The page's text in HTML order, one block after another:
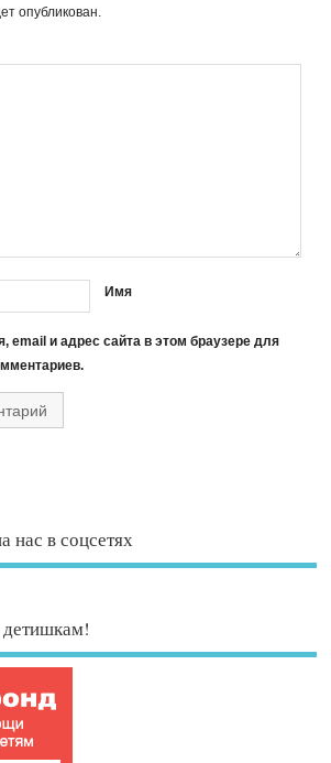
опубликован.
Имя
email и адрес сайта в этом браузере для
нас в соцсетях